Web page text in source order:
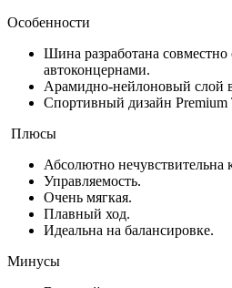
Особенности
Шина разработана
автоконцернами.
Арамидно-нейлоновый слой
Спортивный дизайн Premium
Плюсы
Абсолютно нечувствительна
Управляемость.
Очень мягкая.
Плавный ход.
Идеальна на балансировке.
Минусы